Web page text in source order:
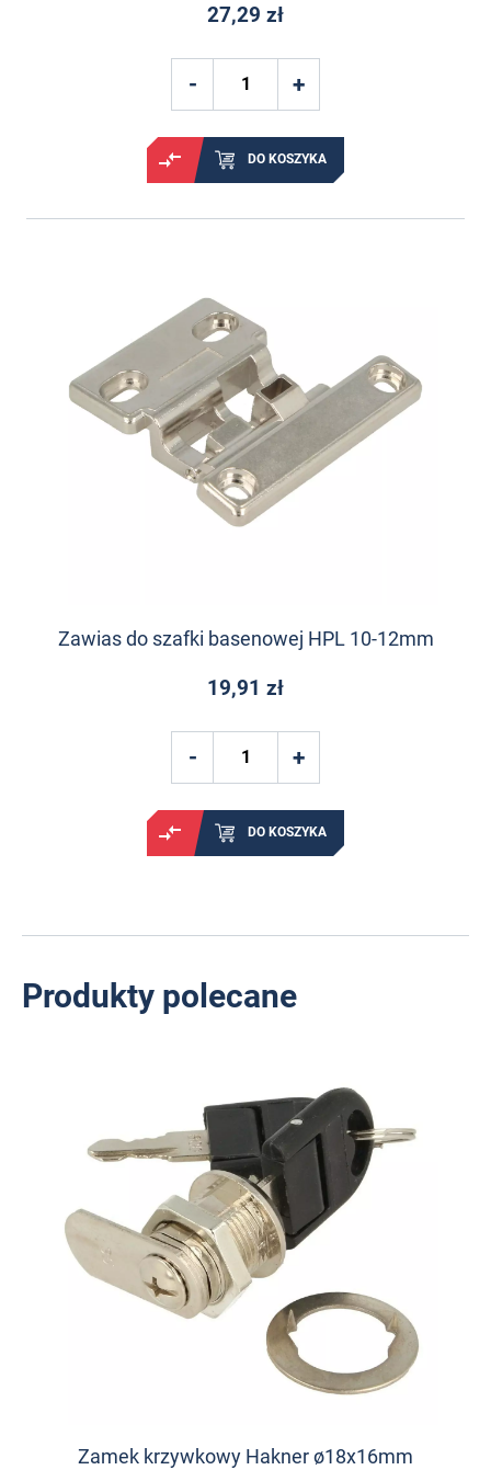
27,29 zł
DO KOSZYKA
Zawias do szafki basenowej HPL 10-12mm
19,91 zł
DO KOSZYKA
Produkty polecane
Zamek krzywkowy Hakner ø18x16mm